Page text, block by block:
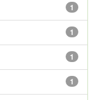
1
1
1
1